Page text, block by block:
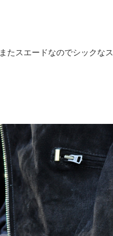
またスエードなのでシックな